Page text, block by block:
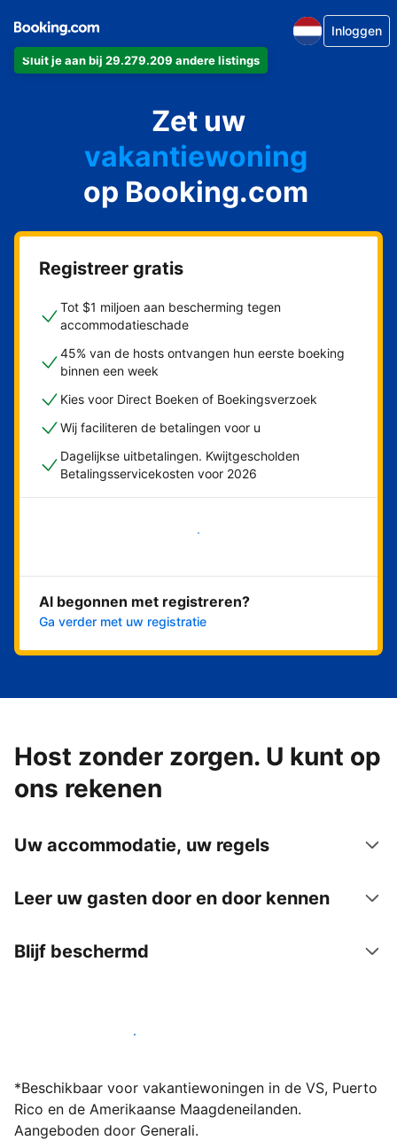
Sluit je aan bij 29.279.209 andere listings
Inloggen
Zet uw
appartement
hotel
vakantiewoning
pension
bed & breakfast
op Booking.com
Registreer gratis
Tot $1 miljoen aan bescherming tegen
accommodatieschade
45% van de hosts ontvangen hun eerste boeking
binnen een week
Kies voor Direct Boeken of Boekingsverzoek
Wij faciliteren de betalingen voor u
Dagelijkse uitbetalingen. Kwijtgescholden
Betalingsservicekosten voor 2026
Nu meteen beginnen
Al begonnen met registreren?
Ga verder met uw registratie
Host zonder zorgen. U kunt op
ons rekenen
Uw accommodatie, uw regels
Leer uw gasten door en door kennen
Blijf beschermd
Word vandaag nog host bij ons
*Beschikbaar voor vakantiewoningen in de VS, Puerto
Rico en de Amerikaanse Maagdeneilanden.
Aangeboden door Generali.